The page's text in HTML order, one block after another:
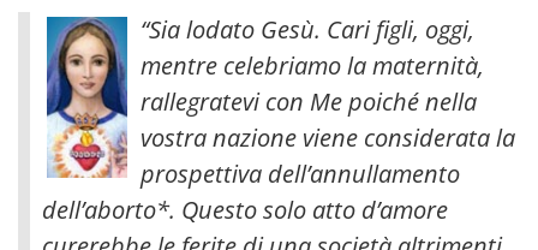
“Sia lodato Gesù. Cari figli, oggi,
mentre celebriamo la maternità,
rallegratevi con Me poiché nella
vostra nazione viene considerata la
prospettiva dell’annullamento
dell’aborto*. Questo solo atto d’amore